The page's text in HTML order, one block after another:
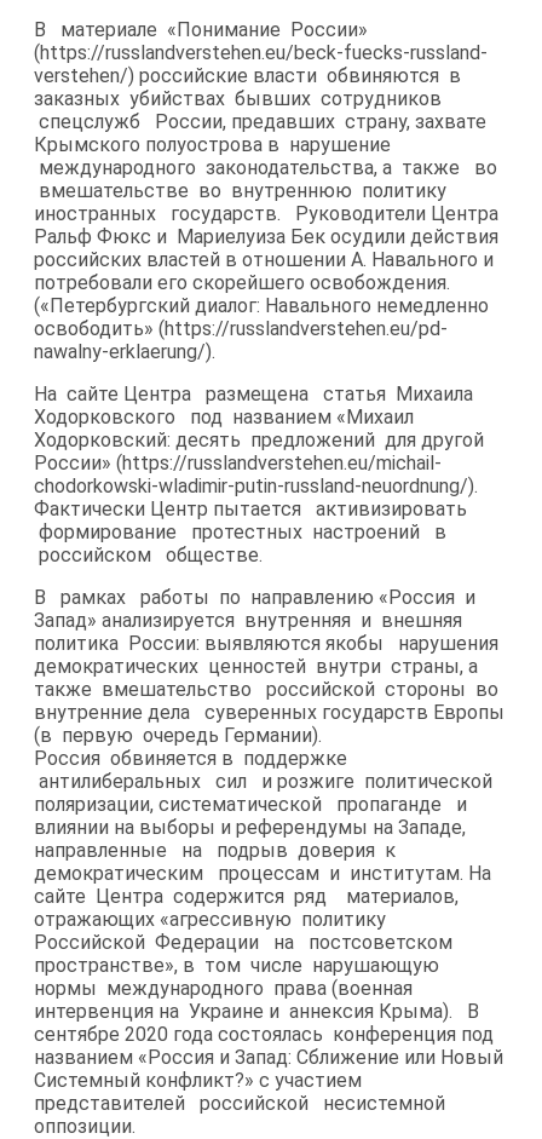
В материале «Понимание России»
(https://russlandverstehen.eu/beck-​fuecks-russland-
verstehen/) российские власти обвиняются в
заказных убийствах бывших сотрудников
спецслужб России, предавших страну, захвате
Крымского полуострова в нарушение
международного законодательства, а также во
вмешательстве во внутреннюю политику
иностранных государств. Руководители Центра
Ральф Фюкс и Мариелуиза Бек осудили действия
российских властей в отношении А. Навального и
потребовали его скорейшего освобождения.
(«Петербургский диалог: Навального немедленно
освободить» (https://russlandverstehen.eu/pd-​
nawalny-erklaerung/).
На сайте Центра размещена статья Михаила
Ходорковского под названием «Михаил
Ходорковский: десять предложений для другой
России» (https://russlandverstehen.eu/michail-​
chodorkowski-wladimir-putin-russland-neuordnung/).
Фактически Центр пытается активизировать
формирование протестных настроений в
российском обществе.
В рамках работы по направлению «Россия и
Запад» анализируется внутренняя и внешняя
политика России: выявляются якобы нарушения
демократических ценностей внутри страны, а
также вмешательство российской стороны во
внутренние дела суверенных государств Европы
(в первую очередь Германии).
Россия обвиняется в поддержке
антилиберальных сил и розжиге политической
поляризации, систематической пропаганде и
влиянии на выборы и референдумы на Западе,
направленные на подрыв доверия к
демократическим процессам и институтам. На
сайте Центра содержится ряд материалов,
отражающих «агрессивную политику
Российской Федерации на постсоветском
пространстве», в том числе нарушающую
нормы международного права (военная
интервенция на Украине и аннексия Крыма). В
сентябре 2020 года состоялась конференция под
названием «Россия и Запад: Сближение или Новый
Системный конфликт?» с участием
представителей российской несистемной
оппозиции.